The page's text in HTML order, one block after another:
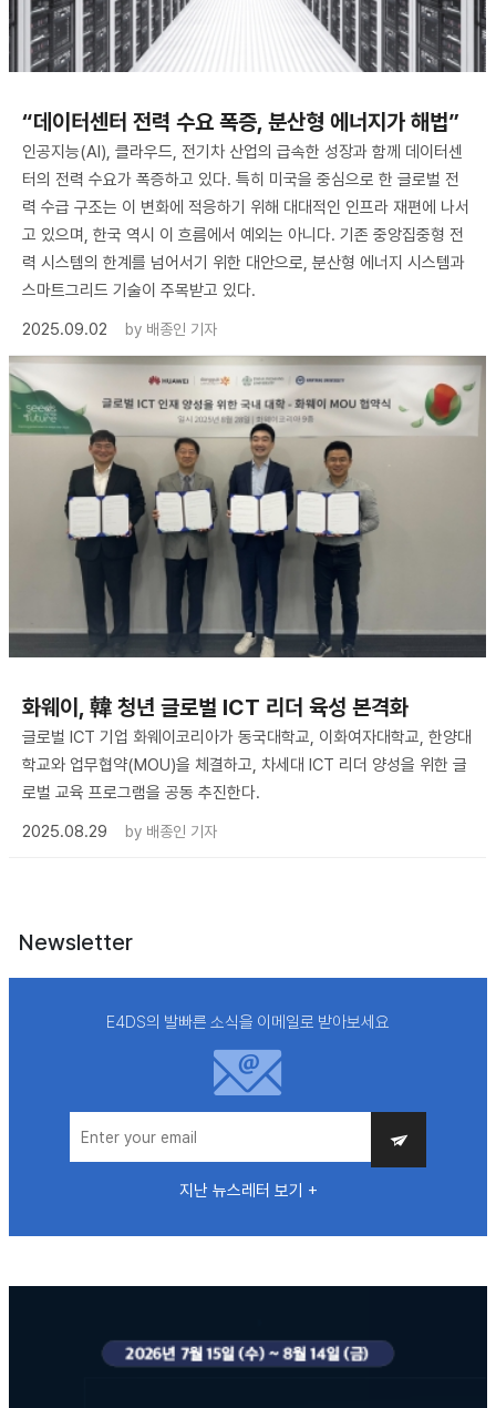
“데이터센터 전력 수요 폭증, 분산형 에너지가 해법”
인공지능(AI), 클라우드, 전기차 산업의 급속한 성장과 함께 데이터센
터의 전력 수요가 폭증하고 있다. 특히 미국을 중심으로 한 글로벌 전
력 수급 구조는 이 변화에 적응하기 위해 대대적인 인프라 재편에 나서
고 있으며, 한국 역시 이 흐름에서 예외는 아니다. 기존 중앙집중형 전
력 시스템의 한계를 넘어서기 위한 대안으로, 분산형 에너지 시스템과
스마트그리드 기술이 주목받고 있다.
2025.09.02
by 배종인 기자
화웨이, 韓 청년 글로벌 ICT 리더 육성 본격화
글로벌 ICT 기업 화웨이코리아가 동국대학교, 이화여자대학교, 한양대
학교와 업무협약(MOU)을 체결하고, 차세대 ICT 리더 양성을 위한 글
로벌 교육 프로그램을 공동 추진한다.
2025.08.29
by 배종인 기자
Newsletter
E4DS의 발빠른 소식을 이메일로 받아보세요
지난 뉴스레터 보기 +